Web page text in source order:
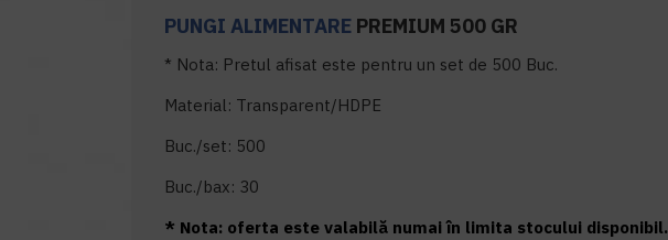
PUNGI ALIMENTARE PREMIUM 500 GR
* Nota: Pretul afisat este pentru un set de 500 Buc.
Material: Transparent/HDPE
Buc./set: 500
Buc./bax: 30
* Nota: oferta este valabilă numai în limita stocului disponibil.